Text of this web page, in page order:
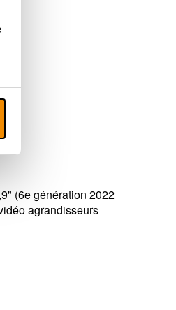
(6e génération 2022
agrandisseurs